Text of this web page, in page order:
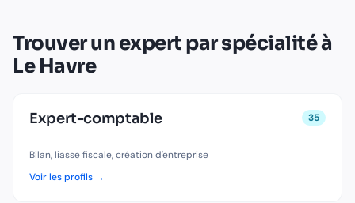
Trouver un expert par spécialité à
Le Havre
Expert-comptable 35
Bilan, liasse fiscale, création d'entreprise
Voir les profils →